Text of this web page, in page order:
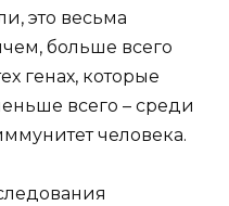
это весьма
больше всего
генах, которые
всего – среди
человека.